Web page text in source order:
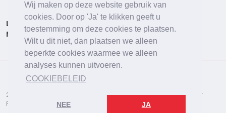
Wij maken op deze website gebruik van
cookies. Door op 'Ja' te klikken geeft u
toestemming om deze cookies te plaatsen.
Wilt u dit niet, dan plaatsen we alleen
beperkte cookies waarmee we alleen
analyses kunnen uitvoeren.
COOKIEBELEID
NEE JA
Lid worden Onderzoeken Agenda
Vacatures
Meldpunt Beleidsonderzoek Online
2026 © De Vereniging voor Beleidsonderzoek
Disclaimer
Privacybeleid
Cookies